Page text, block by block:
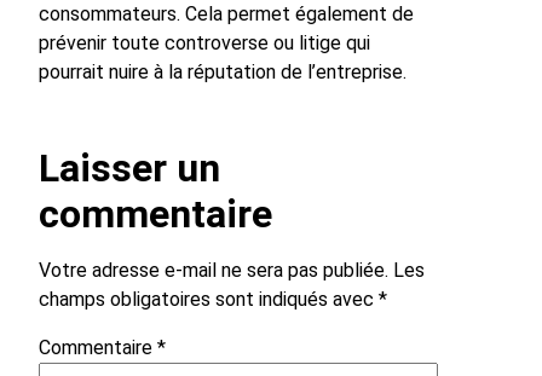
consommateurs. Cela permet également de
prévenir toute controverse ou litige qui
pourrait nuire à la réputation de l’entreprise.
Laisser un
commentaire
Votre adresse e-mail ne sera pas publiée. Les
champs obligatoires sont indiqués avec *
Commentaire *